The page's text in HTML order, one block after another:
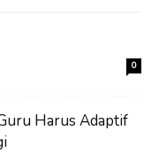
0
Harus Adaptif